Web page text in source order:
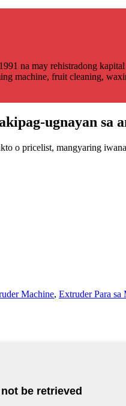
na may rehistradong
machine, fruit cleaning,
ugnayan sa
o pricelist, mangyaring
Machine, Extruder Para sa